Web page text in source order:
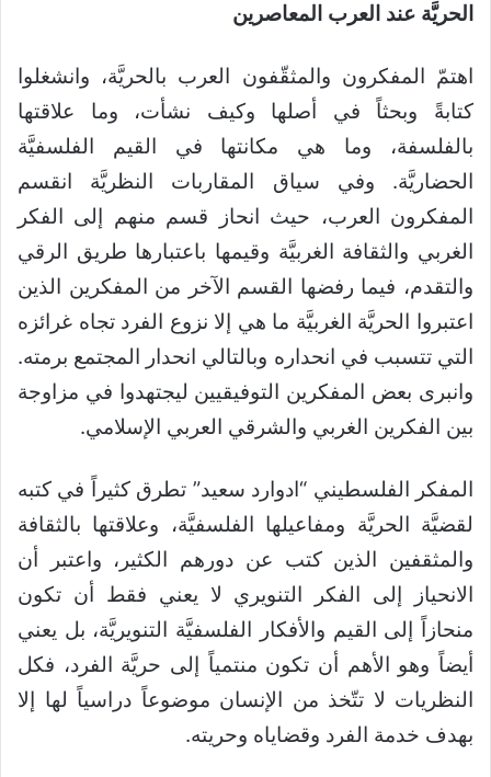
الحريَّة عند العرب المعاصرين
اهتمّ المفكرون والمثقّفون العرب بالحريَّة، وانشغلوا
كتابةً وبحثاً في أصلها وكيف نشأت، وما علاقتها
بالفلسفة، وما هي مكانتها في القيم الفلسفيَّة
الحضاريَّة. وفي سياق المقاربات النظريَّة انقسم
المفكرون العرب، حيث انحاز قسم منهم إلى الفكر
الغربي والثقافة الغربيَّة وقيمها باعتبارها طريق الرقي
والتقدم، فيما رفضها القسم الآخر من المفكرين الذين
اعتبروا الحريَّة الغربيَّة ما هي إلا نزوع الفرد تجاه غرائزه
التي تتسبب في انحداره وبالتالي انحدار المجتمع برمته.
وانبرى بعض المفكرين التوفيقيين ليجتهدوا في مزاوجة
بين الفكرين الغربي والشرقي العربي الإسلامي.
المفكر الفلسطيني “ادوارد سعيد” تطرق كثيراً في كتبه
لقضيَّة الحريَّة ومفاعيلها الفلسفيَّة، وعلاقتها بالثقافة
والمثقفين الذين كتب عن دورهم الكثير، واعتبر أن
الانحياز إلى الفكر التنويري لا يعني فقط أن تكون
منحازاً إلى القيم والأفكار الفلسفيَّة التنويريَّة، بل يعني
أيضاً وهو الأهم أن تكون منتمياً إلى حريَّة الفرد، فكل
النظريات لا تتّخذ من الإنسان موضوعاً دراسياً لها إلا
بهدف خدمة الفرد وقضاياه وحريته.